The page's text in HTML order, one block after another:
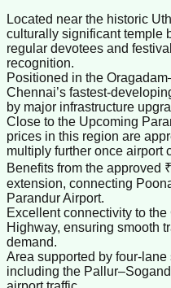
Located near the historic
culturally significant temple
regular devotees and
recognition.
Positioned in the
Chennai’s
by major infrastructure
Close to the Upcoming
prices in this region are
multiply further once airport
Benefits from the approved
extension, connecting
Parandur Airport.
Excellent connectivity to
Highway, ensuring smooth
demand.
Area supported by
including the